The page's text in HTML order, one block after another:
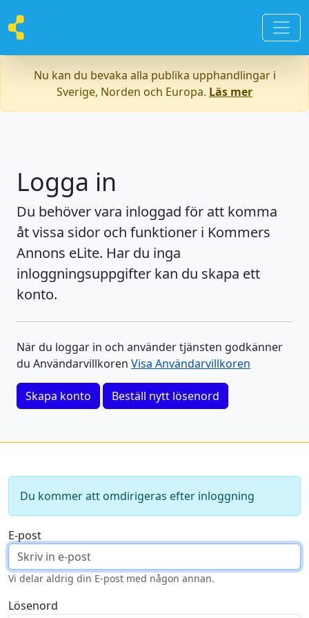
Nu kan du bevaka alla publika upphandlingar i
Sverige, Norden och Europa. Läs mer
Logga in
Du behöver vara inloggad för att komma
åt vissa sidor och funktioner i Kommers
Annons eLite. Har du inga
inloggningsuppgifter kan du skapa ett
konto.
När du loggar in och använder tjänsten godkänner
du Användarvillkoren Visa Användarvillkoren
Skapa konto Beställ nytt lösenord
Du kommer att omdirigeras efter inloggning
E-post
Vi delar aldrig din E-post med någon annan.
Lösenord